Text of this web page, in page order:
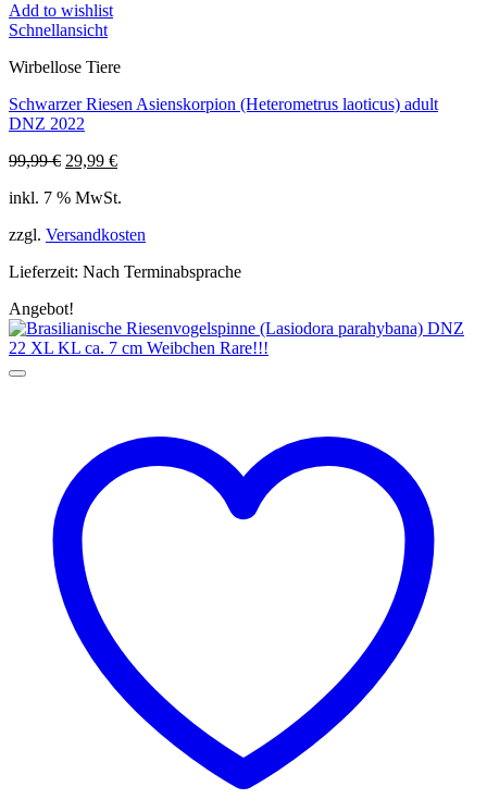
Add to wishlist
Schnellansicht
Wirbellose Tiere
Schwarzer Riesen Asienskorpion (Heterometrus laoticus) adult
DNZ 2022
99,99€ Ursprünglicher
war:
29,99 €Aktueller
ist:
inkl. 7 % MwSt.
zzgl. Versandkosten
Lieferzeit: Nach Terminabsprache
Angebot!